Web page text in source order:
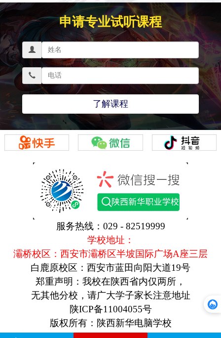
申请专业试听课程
了解课程
服务热线：029 - 82519999
学校地址：
灞桥校区：西安市灞桥区半坡国际广场A座三层
白鹿原校区：西安市蓝田向阳大道19号
郑重声明：我校在陕西省内仅两所，
无其他分校，请广大学子家长注意地址
陕ICP备11004055号
版权所有：陕西新华电脑学校